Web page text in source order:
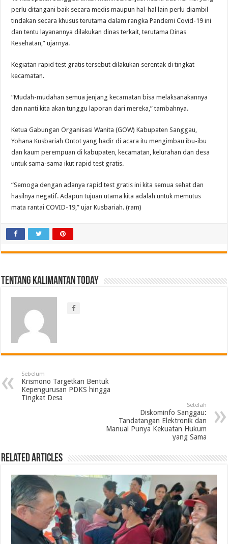
perlu ditangani baik secara medis maupun hal-hal lain perlu diambil
tindakan secara khusus terutama dalam rangka Pandemi Covid-19 ini
dan tentu layanannya dilakukan dinas terkait, terutama Dinas
Kesehatan,” ujarnya.
Kegiatan rapid test gratis tersebut dilakukan serentak di tingkat
kecamatan.
“Mudah-mudahan semua jenjang kecamatan bisa melaksanakannya
dan nanti kita akan tunggu laporan dari mereka,” tambahnya.
Ketua Gabungan Organisasi Wanita (GOW) Kabupaten Sanggau,
Yohana Kusbariah Ontot yang hadir di acara itu mengimbau ibu-ibu
dan kaum perempuan di kabupaten, kecamatan, kelurahan dan desa
untuk sama-sama ikut rapid test gratis.
“Semoga dengan adanya rapid test gratis ini kita semua sehat dan
hasilnya negatif. Adapun tujuan utama kita adalah untuk memutus
mata rantai COVID-19,” ujar Kusbariah. (ram)
Tentang Kalimantan Today
Sebelum
Krismono Targetkan Bentuk
Kepengurusan PDKS hingga
Tingkat Desa
Setelah
Diskominfo Sanggau:
Tandatangan Elektronik dan
Manual Punya Kekuatan Hukum
yang Sama
Related Articles